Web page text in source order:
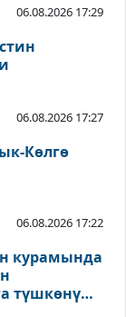
06.08.2026 17:29
06.08.2026 17:27
Көлгө
06.08.2026 17:22
курамында
түшкөнү